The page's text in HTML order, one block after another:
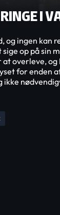
I
og ingen kan
op på sin
at overleve,
for enden
ikke